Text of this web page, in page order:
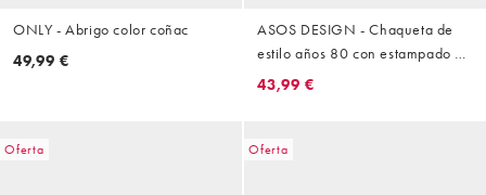
ONLY - Abrigo color coñac
49,99 €
ASOS DESIGN - Chaqueta de
estilo años 80 con estampado de
leopardo y sisas caídas
43,99 €
Oferta Oferta